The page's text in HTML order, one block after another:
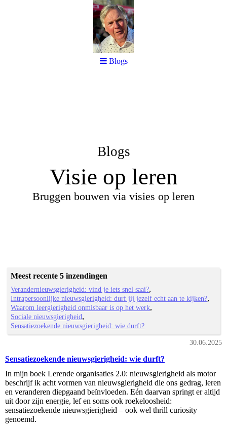
Blogs
Visie op leren
Bruggen bouwen via visies op leren
Meest recente 5 inzendingen
Verandernieuwsgierigheid: vind je iets snel saai?
Intrapersoonlijke nieuwsgierigheid: durf jij jezelf echt aan te kijken?
Waarom leergierigheid onmisbaar is op het werk
Sociale nieuwsgierigheid
Sensatiezoekende nieuwsgierigheid: wie durft?
30.06.2025
Sensatiezoekende nieuwsgierigheid: wie durft?
In mijn boek Lerende organisaties 2.0: nieuwsgierigheid als motor
beschrijf ik acht vormen van nieuwsgierigheid die ons gedrag, leren
en veranderen diepgaand beïnvloeden. Eén daarvan springt er altijd
uit door zijn energie, lef en soms ook roekeloosheid:
sensatiezoekende nieuwsgierigheid – ook wel thrill curiosity
genoemd.
Blogs